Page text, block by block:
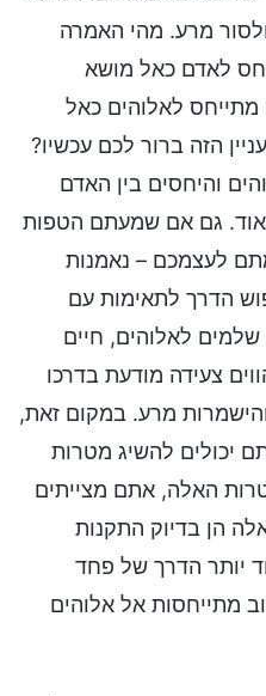
מרע. מהי האמרה
לאדם כאל מושא
מתייחס לאלוהים כאל
הזה ברור לכם עכשיו?
והיחסים בין האדם
גם אם שמעתם הטפות
לעצמכם – נאמנות
הדרך לתאימות עם
שלמים לאלוהים, חיים
צעידה מודעת בדרכו
מרע. במקום זאת,
יכולים להשיג מטרות
האלה, אתם מצייתים
הן בדיוק התקנות
יותר הדרך של פחד
מתייחסות אל אלוהים